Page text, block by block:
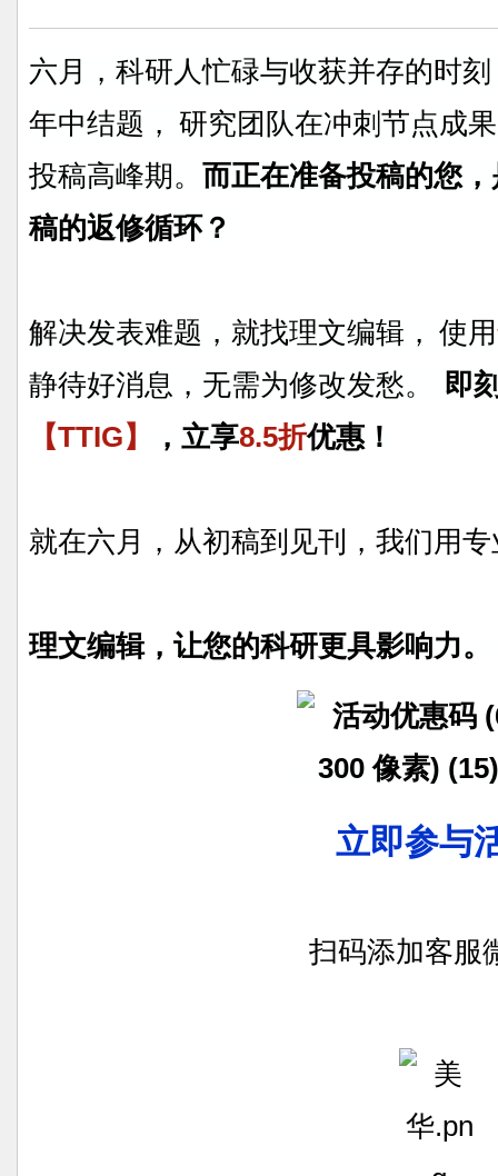
六月，科研人忙碌与收获并存的时
年中结题， 研究团队在冲刺节点成
投稿高峰期。 而正在准备投稿的您
稿的返修循环？
解决发表难题，就找理文编辑， 使用
静待好消息，无需为修改发愁。
即
【TTIG】
，立享8.5折优惠！
就在六月，从初稿到见刊，我们用
理文编辑， 让您的科研更具影响力。
立即参与
扫码添加客服